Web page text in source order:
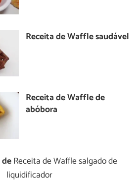
Receita de Waffle saudável
Receita de Waffle de
abóbora
Receita de Waffle salgado de
liquidificador